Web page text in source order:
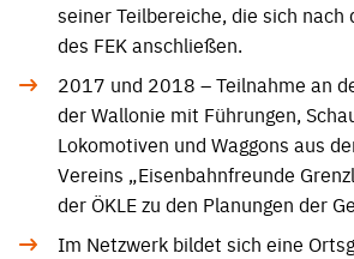
seiner Teilbereiche, die sich
des FEK anschließen.
2017 und 2018 – Teilnahme an
der Wallonie mit Führungen,
Lokomotiven und Waggons aus
Vereins „Eisenbahnfreunde
der ÖKLE zu den Planungen der
Im Netzwerk bildet sich eine